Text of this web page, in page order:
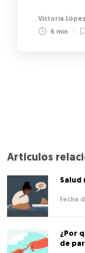
Victoria López
6 min
Artículos
Salud
¿Por
de